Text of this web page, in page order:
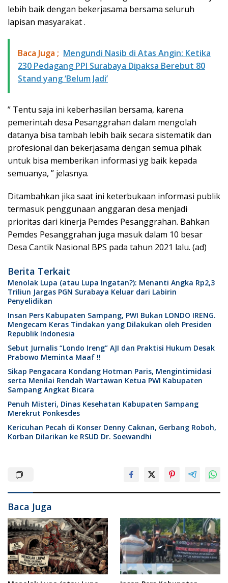
lebih baik dengan bekerjasama bersama seluruh
lapisan masyarakat .
Baca Juga ; ​Mengundi Nasib di Atas Angin: Ketika
230 Pedagang PPI Surabaya Dipaksa Berebut 80
Stand yang ‘Belum Jadi’
” Tentu saja ini keberhasilan bersama, karena
pemerintah desa Pesanggrahan dalam mengolah
datanya bisa tambah lebih baik secara sistematik dan
profesional dan bekerjasama dengan semua pihak
untuk bisa memberikan informasi yg baik kepada
semuanya, ” jelasnya.
Ditambahkan jika saat ini keterbukaan informasi publik
termasuk penggunaan anggaran desa menjadi
prioritas dari kinerja Pemdes Pesanggrahan. Bahkan
Pemdes Pesanggrahan juga masuk dalam 10 besar
Desa Cantik Nasional BPS pada tahun 2021 lalu. (ad)
Berita Terkait
Menolak Lupa (atau Lupa Ingatan?): Menanti Angka Rp2,3
Triliun Jargas PGN Surabaya Keluar dari Labirin
Penyelidikan
Insan Pers Kabupaten Sampang, PWI Bukan LONDO IRENG.
Mengecam Keras Tindakan yang Dilakukan oleh Presiden
Republik Indonesia
Sebut Jurnalis “Londo Ireng” AJI dan Praktisi Hukum Desak
Prabowo Meminta Maaf !!
Sikap Pengacara Kondang Hotman Paris, Mengintimidasi
serta Menilai Rendah Wartawan Ketua PWI Kabupaten
Sampang Angkat Bicara
Penuh Misteri, Dinas Kesehatan Kabupaten Sampang
Merekrut Ponkesdes
Kericuhan Pecah di Konser Denny Caknan, Gerbang Roboh,
Korban Dilarikan ke RSUD Dr. Soewandhi
Baca Juga